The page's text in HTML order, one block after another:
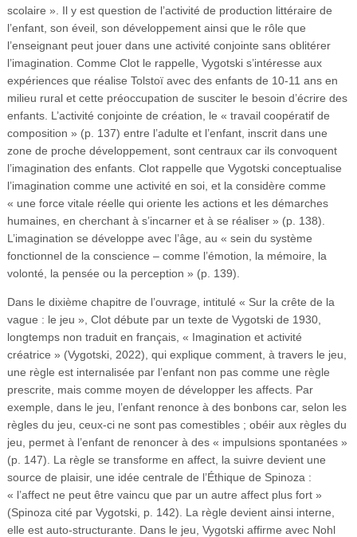
scolaire ». Il y est question de l’activité de production littéraire de
l’enfant, son éveil, son développement ainsi que le rôle que
l’enseignant peut jouer dans une activité conjointe sans oblitérer
l’imagination. Comme Clot le rappelle, Vygotski s’intéresse aux
expériences que réalise Tolstoï avec des enfants de 10-11 ans en
milieu rural et cette préoccupation de susciter le besoin d’écrire des
enfants. L’activité conjointe de création, le « travail coopératif de
composition » (p. 137) entre l’adulte et l’enfant, inscrit dans une
zone de proche développement, sont centraux car ils convoquent
l’imagination des enfants. Clot rappelle que Vygotski conceptualise
l’imagination comme une activité en soi, et la considère comme
« une force vitale réelle qui oriente les actions et les démarches
humaines, en cherchant à s’incarner et à se réaliser » (p. 138).
L’imagination se développe avec l’âge, au « sein du système
fonctionnel de la conscience – comme l’émotion, la mémoire, la
volonté, la pensée ou la perception » (p. 139).
Dans le dixième chapitre de l’ouvrage, intitulé « Sur la crête de la
vague : le jeu », Clot débute par un texte de Vygotski de 1930,
longtemps non traduit en français, « Imagination et activité
créatrice » (Vygotski, 2022), qui explique comment, à travers le jeu,
une règle est internalisée par l’enfant non pas comme une règle
prescrite, mais comme moyen de développer les affects. Par
exemple, dans le jeu, l’enfant renonce à des bonbons car, selon les
règles du jeu, ceux-ci ne sont pas comestibles ; obéir aux règles du
jeu, permet à l’enfant de renoncer à des « impulsions spontanées »
(p. 147). La règle se transforme en affect, la suivre devient une
source de plaisir, une idée centrale de l’Éthique de Spinoza :
« l’affect ne peut être vaincu que par un autre affect plus fort »
(Spinoza cité par Vygotski, p. 142). La règle devient ainsi interne,
elle est auto-structurante. Dans le jeu, Vygotski affirme avec Nohl